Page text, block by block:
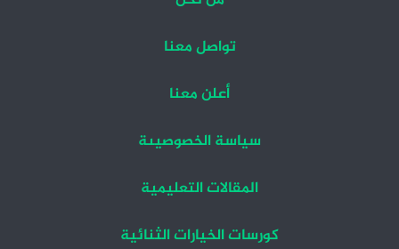
تواصل معنا
أعلن معنا
سياسة الخصوصيىة
المقالات التعليمية
كورسات الخيارات الثنائية